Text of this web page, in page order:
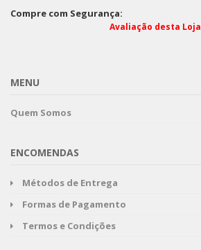
Compre com Segurança:
Avaliação desta Loja
MENU
Quem Somos
ENCOMENDAS
Métodos de Entrega
Formas de Pagamento
Termos e Condições